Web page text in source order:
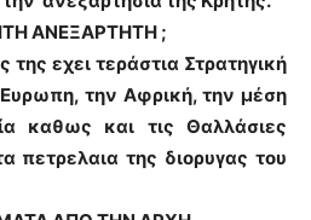
ΑΝΕΞΑΡΤΗΤΗ ;
της εχει τεράστια Στρατηγική
την Αφρική, την μέση
καθως και τις Θαλλάσιες
πετρελαια της διορυγας του